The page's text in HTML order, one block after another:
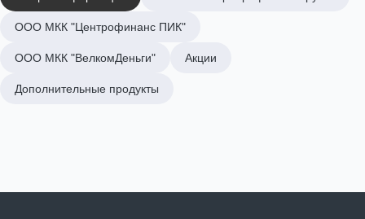
ООО МКК "Центрофинанс ПИК"
ООО МКК "ВелкомДеньги" Акции
Дополнительные продукты
политикой
сайта,
согласие
обработку